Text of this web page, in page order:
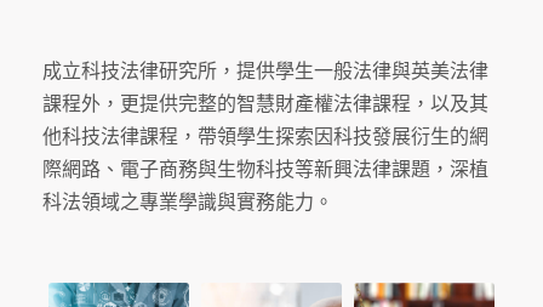
成立科技法律研究所，提供學生一般法律與英美法律
課程外，更提供完整的智慧財產權法律課程，以及其
他科技法律課程，帶領學生探索因科技發展衍生的網
際網路、電子商務與生物科技等新興法律課題，深植
科法領域之專業學識與實務能力。